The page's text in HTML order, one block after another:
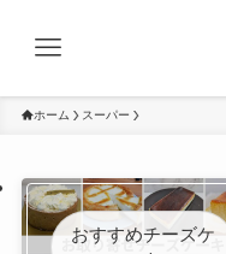
ホーム スーパー
おすすめチーズケ